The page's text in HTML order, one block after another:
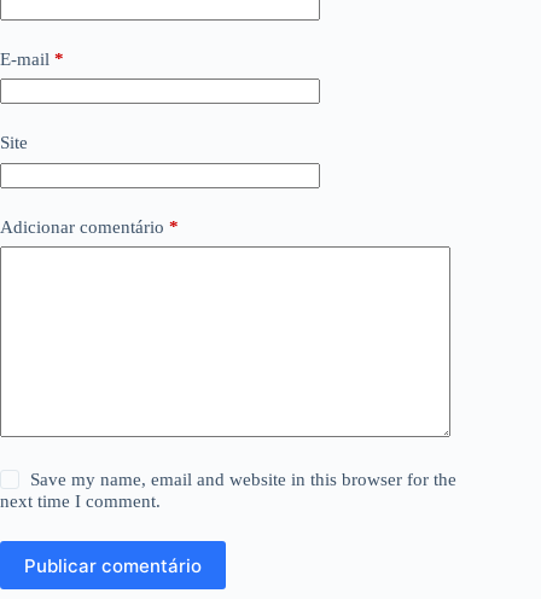
E-mail *
Site
Adicionar comentário *
Save my name, email and website in this browser for the
next time I comment.
Publicar comentário